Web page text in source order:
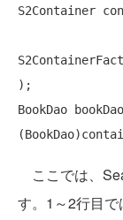
S2Container
);
BookDao
ここでは、
す。1～2行目